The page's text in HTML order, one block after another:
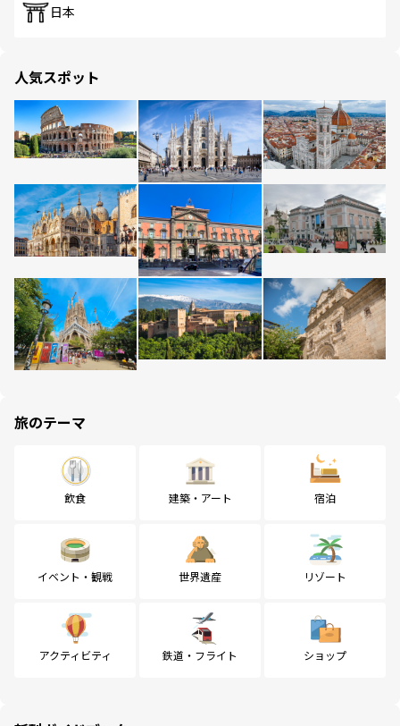
日本
人気スポット
旅のテーマ
飲食 建築・アート 宿泊
イベント・観戦 世界遺産 リゾート
アクティビティ 鉄道・フライト ショップ